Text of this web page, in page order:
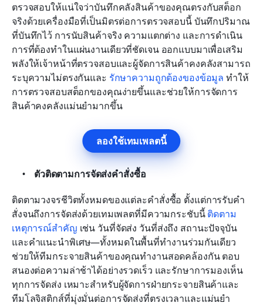
ตรวจสอบให้แน่ใจว่าบันทึกคลังสินค้าของคุณตรงกับสต็อก
จริงด้วยเครื่องมือที่เป็นมิตรต่อการตรวจสอบนี้ บันทึกปริมาณ
ที่บันทึกไว้ การนับสินค้าจริง ความแตกต่าง และการดำเนิน
การที่ต้องทำในแผ่นงานเดียวที่ชัดเจน ออกแบบมาเพื่อเสริม
พลังให้เจ้าหน้าที่ตรวจสอบและผู้จัดการสินค้าคงคลังสามารถ
ระบุความไม่ตรงกันและ รักษาความถูกต้องของข้อมูล ทำให้
การตรวจสอบสต็อกของคุณง่ายขึ้นและช่วยให้การจัดการ
สินค้าคงคลังแม่นยำมากขึ้น
ลองใช้เทมเพลตนี้
ตัวติดตามการจัดส่งคำสั่งซื้อ
ติดตามวงจรชีวิตทั้งหมดของแต่ละคำสั่งซื้อ ตั้งแต่การรับคำ
สั่งจนถึงการจัดส่งด้วยเทมเพลตที่มีความกระชับนี้ ติดตาม
เหตุการณ์สำคัญ เช่น วันที่จัดส่ง วันที่ส่งถึง สถานะปัจจุบัน
และคำแนะนำพิเศษ—ทั้งหมดในพื้นที่ทำงานร่วมกันเดียว
ช่วยให้ทีมกระจายสินค้าของคุณทำงานสอดคล้องกัน ตอบ
สนองต่อความล่าช้าได้อย่างรวดเร็ว และรักษาการมองเห็น
ทุกการจัดส่ง เหมาะสำหรับผู้จัดการฝ่ายกระจายสินค้าและ
ทีมโลจิสติกส์ที่มุ่งมั่นต่อการจัดส่งที่ตรงเวลาและแม่นยำ